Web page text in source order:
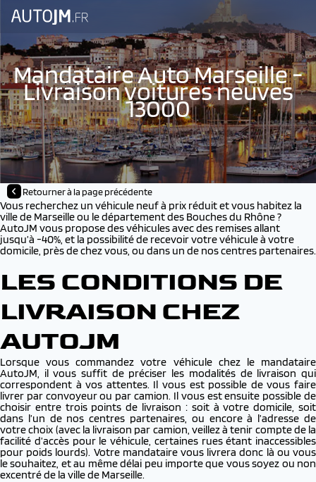
Mandataire Auto Marseille -
Livraison voitures neuves
13000
Retourner à la page précédente
Vous recherchez un véhicule neuf à prix réduit et vous habitez la
ville de Marseille ou le département des Bouches du Rhône ?
AutoJM vous propose des véhicules avec des remises allant
jusqu’à -40%, et la possibilité de recevoir votre véhicule à votre
domicile, près de chez vous, ou dans un de nos centres partenaires.
LES CONDITIONS DE
LIVRAISON CHEZ
AUTOJM
Lorsque vous commandez votre véhicule chez le mandataire
AutoJM, il vous suffit de préciser les modalités de livraison qui
correspondent à vos attentes. Il vous est possible de vous faire
livrer par convoyeur ou par camion. Il vous est ensuite possible de
choisir entre trois points de livraison : soit à votre domicile, soit
dans l’un de nos centres partenaires, ou encore à l’adresse de
votre choix (avec la livraison par camion, veillez à tenir compte de la
facilité d’accès pour le véhicule, certaines rues étant inaccessibles
pour poids lourds). Votre mandataire vous livrera donc là ou vous
le souhaitez, et au même délai peu importe que vous soyez ou non
excentré de la ville de Marseille.